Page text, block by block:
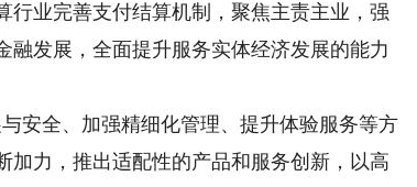
行业完善支付结算机制，聚焦主责主业，强
发展，全面提升服务实体经济发展的能力
全、加强精细化管理、提升体验服务等方
加力，推出适配性的产品和服务创新，以高